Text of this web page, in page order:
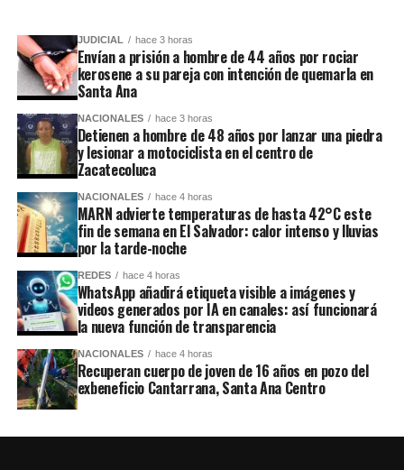
JUDICIAL hace 3 horas
Envían a prisión a hombre de 44 años por rociar
kerosene a su pareja con intención de quemarla en
Santa Ana
NACIONALES hace 3 horas
Detienen a hombre de 48 años por lanzar una piedra
y lesionar a motociclista en el centro de
Zacatecoluca
NACIONALES hace 4 horas
MARN advierte temperaturas de hasta 42°C este
fin de semana en El Salvador: calor intenso y lluvias
por la tarde-noche
REDES hace 4 horas
WhatsApp añadirá etiqueta visible a imágenes y
videos generados por IA en canales: así funcionará
la nueva función de transparencia
NACIONALES hace 4 horas
Recuperan cuerpo de joven de 16 años en pozo del
exbeneficio Cantarrana, Santa Ana Centro